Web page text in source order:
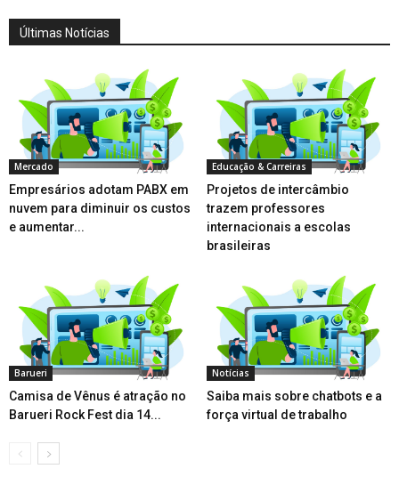
Últimas Notícias
Mercado
Empresários adotam PABX em
nuvem para diminuir os custos
e aumentar...
Educação & Carreiras
Projetos de intercâmbio
trazem professores
internacionais a escolas
brasileiras
Barueri
Camisa de Vênus é atração no
Barueri Rock Fest dia 14...
Notícias
Saiba mais sobre chatbots e a
força virtual de trabalho